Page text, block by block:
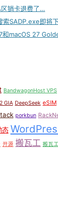
销卡退费了…
索SADP.exe即将
和macOS 27
BandwagonHost VPS
GIA DeepSeek eSIM
porkbun
态
开源 搬瓦工 搬瓦